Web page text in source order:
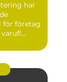
har
för företag